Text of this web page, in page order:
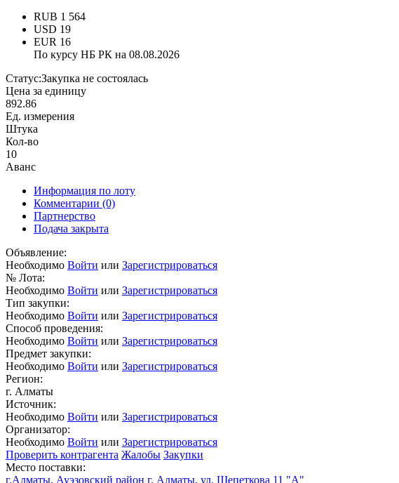
RUB 1 564
USD 19
EUR 16
По курсу НБ РК на 08.08.2026
Статус:Закупка не состоялась
Цена за единицу
892.86
Ед. измерения
Штука
Кол-во
10
Аванс
Информация по лоту
Комментарии (0)
Партнерство
Подача закрыта
Объявление:
Необходимо Войти или Зарегистрироваться
№ Лота:
Необходимо Войти или Зарегистрироваться
Тип закупки:
Необходимо Войти или Зарегистрироваться
Способ проведения:
Необходимо Войти или Зарегистрироваться
Предмет закупки:
Необходимо Войти или Зарегистрироваться
Регион:
г. Алматы
Источник:
Необходимо Войти или Зарегистрироваться
Организатор:
Необходимо Войти или Зарегистрироваться
Проверить контрагента Жалобы Закупки
Место поставки:
г.Алматы, Ауэзовский район г. Алматы, ул. Щепеткова 11 "А"